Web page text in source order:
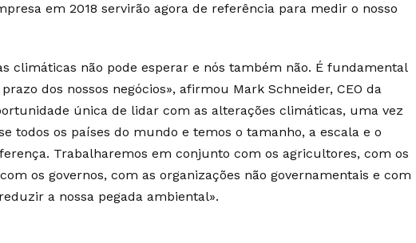
em 2018 servirão agora de referência para medir o nosso
climáticas não pode esperar e nós também não. É fundamental
dos nossos negócios», afirmou Mark Schneider, CEO da
única de lidar com as alterações climáticas, uma vez
todos os países do mundo e temos o tamanho, a escala e o
Trabalharemos em conjunto com os agricultores, com os
os governos, com as organizações não governamentais e com
a nossa pegada ambiental».